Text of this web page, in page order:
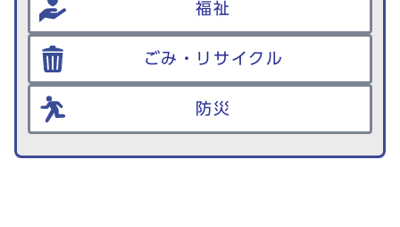
福祉
ごみ・リサイクル
防災